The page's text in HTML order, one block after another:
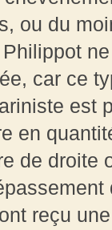
ou du
car ce
est
en
de droite
reçu